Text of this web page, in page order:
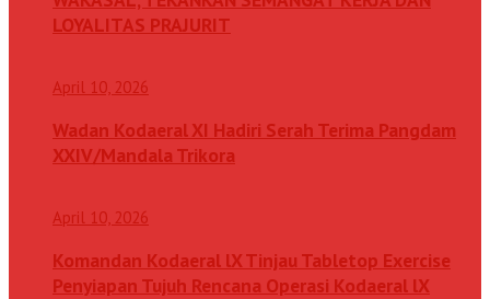
LOYALITAS PRAJURIT
April 10, 2026
Wadan Kodaeral XI Hadiri Serah Terima Pangdam
XXIV/Mandala Trikora
April 10, 2026
Komandan Kodaeral lX Tinjau Tabletop Exercise
Penyiapan Tujuh Rencana Operasi Kodaeral lX